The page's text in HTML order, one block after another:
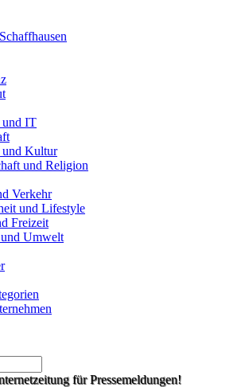
und IT
Kultur
und Religion
Verkehr
und Lifestyle
Freizeit
Umwelt
für Pressemeldungen!